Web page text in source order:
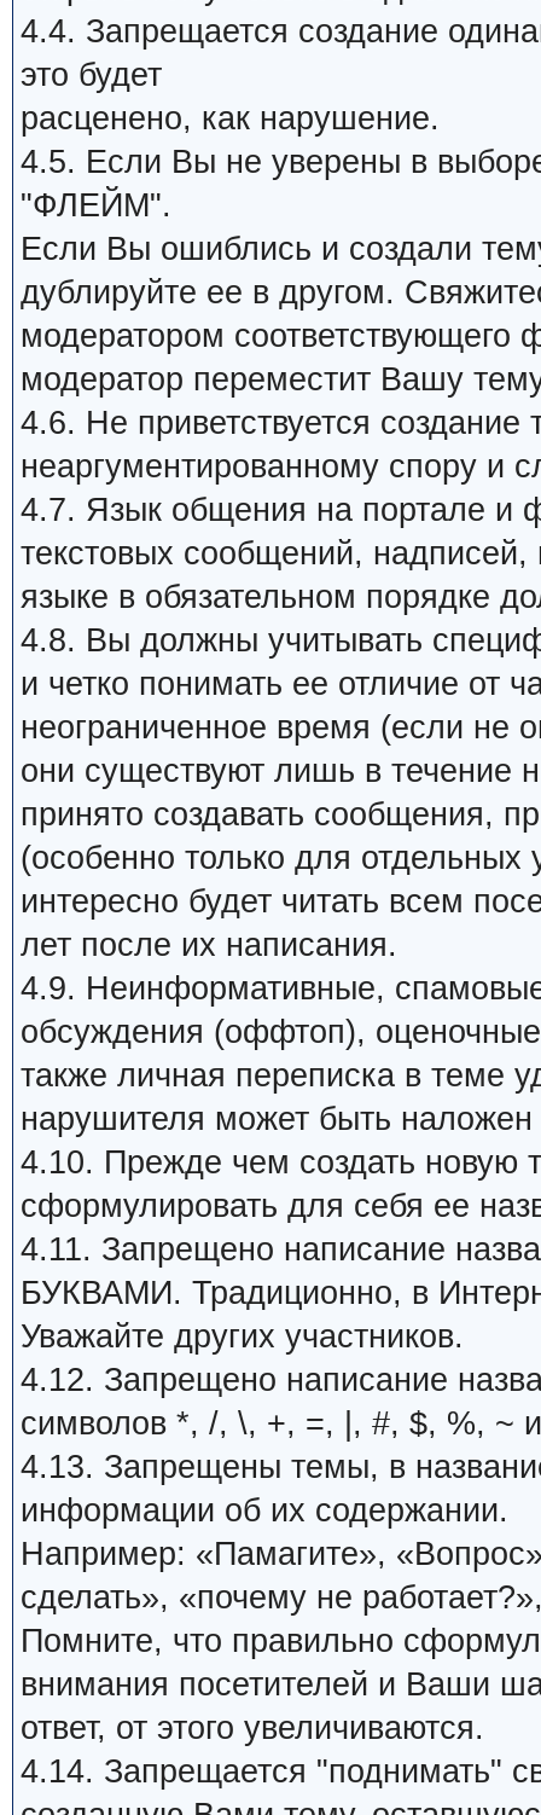
4.4. Запрещается создание
это будет
расценено, как нарушение.
4.5. Если Вы не уверены в
"ФЛЕЙМ".
Если Вы ошиблись и создали
дублируйте ее в другом.
модератором
модератор переместит Вашу
4.6. Не приветствуется
неаргументированному спору и
4.7. Язык общения на портале и
текстовых сообщений,
языке в обязательном порядке
4.8. Вы должны учитывать
и четко понимать ее отличие от
неограниченное время (если не
они существуют лишь в течение
принято создавать сообщения,
(особенно только для
интересно будет читать всем
лет после их написания.
4.9. Неинформативные,
обсуждения (оффтоп),
также личная переписка в теме
нарушителя может быть наложен
4.10. Прежде чем создать новую
сформулировать для себя ее
4.11. Запрещено написание
БУКВАМИ. Традиционно, в
Уважайте других участников.
4.12. Запрещено написание
символов *, /, \, +, =, |, #, $, %, ~ и
4.13. Запрещены темы, в
информации об их содержании.
Например: «Памагите»,
сделать», «почему не
Помните, что правильно
внимания посетителей и Ваши
ответ, от этого увеличиваются.
4.14. Запрещается "поднимать"